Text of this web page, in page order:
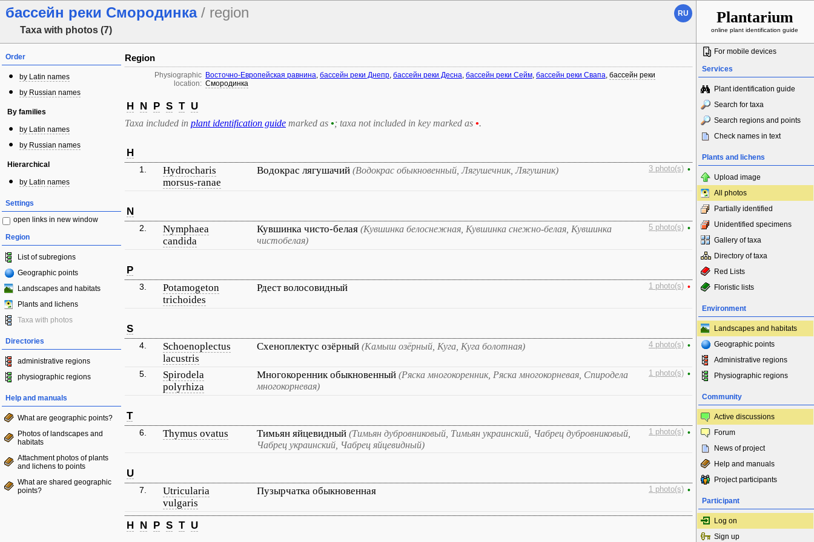
бассейн реки Смородинка/ region
Taxa with photos (7)
RU Plantarium
online plant identification guide
Order
by Latin names
by Russian names
By families
by Latin names
by Russian names
Hierarchical
by Latin names
Settings
open links in new window
Region
List of subregions
Geographic points
Landscapes and habitats
Plants and lichens
Taxa with photos
Directories
administrative regions
physiographic regions
Help and manuals
What are geographic points?
Photos of landscapes and
habitats
Attachment photos of plants
and lichens to points
What are shared geographic
points?
Region
Physiographic
location:
Восточно-Европейская равнина, бассейн реки Днепр, бассейн реки Десна, бассейн реки Сейм, бассейн реки Свапа, бассейн реки
Смородинка
H N P S T U
Taxa included in plant identification guide marked as •; taxa not included in key marked as •.
H
1.
Hydrocharis
morsus-ranae
Водокрас лягушачий (Водокрас обыкновенный, Лягушечник, Лягушник) 3 photo(s) •
N
2.
Nymphaea
candida
Кувшинка чисто-белая (Кувшинка белоснежная, Кувшинка снежно-белая, Кувшинка
чистобелая)
5 photo(s) •
P
3.
Potamogeton
trichoides
Рдест волосовидный 1 photo(s) •
S
4.
Schoenoplectus
lacustris
Схеноплектус озёрный (Камыш озёрный, Куга, Куга болотная) 4 photo(s) •
5.
Spirodela
polyrhiza
Многокоренник обыкновенный (Ряска многокоренник, Ряска многокорневая, Спиродела
многокорневая)
1 photo(s) •
T
6. Thymus ovatus Тимьян яйцевидный (Тимьян дубровниковый, Тимьян украинский, Чабрец дубровниковый,
Чабрец украинский, Чабрец яйцевидный)
1 photo(s) •
U
7.
Utricularia
vulgaris
Пузырчатка обыкновенная 1 photo(s) •
H N P S T U
For mobile devices
Services
Plant identification guide
Search for taxa
Search regions and points
Check names in text
Plants and lichens
Upload image
All photos
Partially identified
Unidentified specimens
Gallery of taxa
Directory of taxa
Red Lists
Floristic lists
Environment
Landscapes and habitats
Geographic points
Administrative regions
Physiographic regions
Community
Active discussions
Forum
News of project
Help and manuals
Project participants
Participant
Log on
Sign up